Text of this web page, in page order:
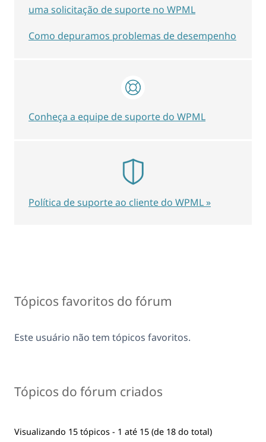
Tópicos favoritos do fórum
Este usuário não tem tópicos favoritos.
Tópicos do fórum criados
Visualizando 15 tópicos - 1 até 15 (de 18 do total)
uma solicitação de suporte no WPML
Como depuramos problemas de desempenho
Conheça a equipe de suporte do WPML
Política de suporte ao cliente do WPML »